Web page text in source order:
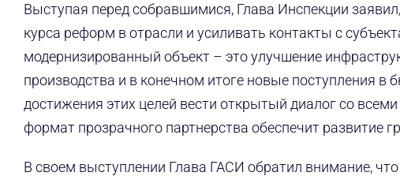
Выступая перед собравшимися, Глава Инспекции
курса реформ в отрасли и усиливать контакты с
модернизированный объект – это улучшение
производства и в конечном итоге новые поступления
достижения этих целей вести открытый диалог со
формат прозрачного партнерства обеспечит развитие
В своем выступлении Глава ГАСИ обратил внимание,